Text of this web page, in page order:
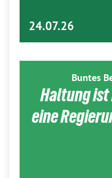
24.07.26
Buntes
Haltung
eine